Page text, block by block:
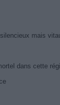
mais
dans cette